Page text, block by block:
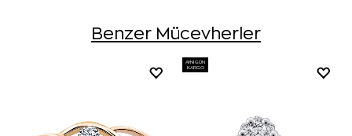
Benzer Mücevherler
AYNI GÜN
KARGO